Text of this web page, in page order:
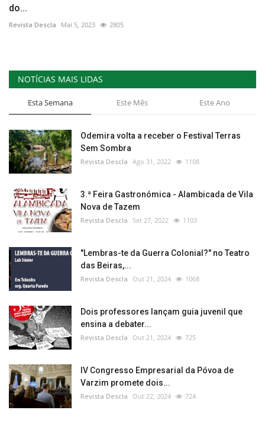
do...
Revista Descla Mai 5, 2023 2805
NOTÍCIAS MAIS LIDAS
Esta Semana Este Mês Este Ano
Odemira volta a receber o Festival Terras
Sem Sombra
Revista Descla Ago 31, 2022 1108
3.ª Feira Gastronómica - Alambicada de Vila
Nova de Tazem
Revista Descla Set 27, 2022 1103
"Lembras-te da Guerra Colonial?" no Teatro
das Beiras,...
Revista Descla Out 21, 2024 1068
Dois professores lançam guia juvenil que
ensina a debater...
Revista Descla Out 21, 2024 725
IV Congresso Empresarial da Póvoa de
Varzim promete dois...
Revista Descla Out 22, 2024 724